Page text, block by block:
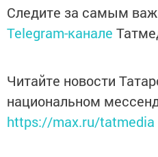
Следите за самым
Telegram-канале
Читайте новости
национальном
https://max.ru/tatmedia